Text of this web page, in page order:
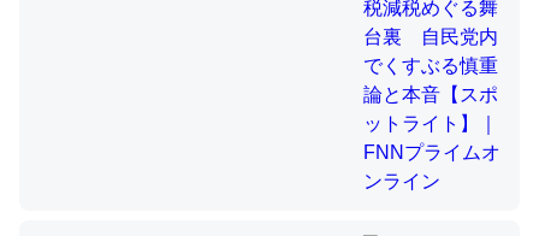
─ニュース :: 【研究発表】昆虫学の大問題＝「昆虫はなぜ海にいな